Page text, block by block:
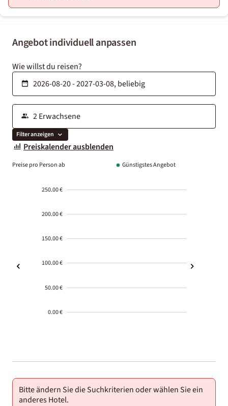
Angebot individuell anpassen
Wie willst du reisen?
Filter anzeigen
Preiskalender ausblenden
Preise pro Person ab Günstigstes Angebot
250.00 €
200.00 €
150.00 €
100.00 €
50.00 €
0.00 €
01-02
Bitte ändern Sie die Suchkriterien oder wählen Sie ein
anderes Hotel.